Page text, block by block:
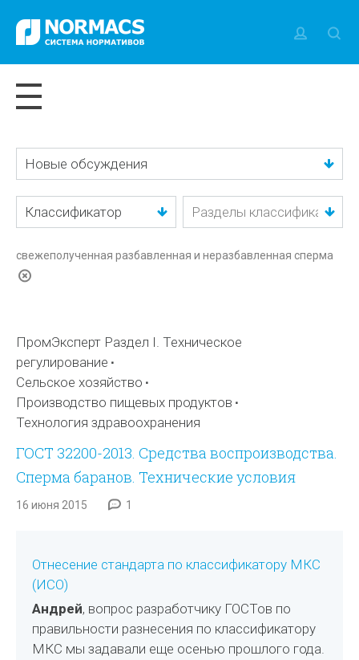
Новые обсуждения
Классификатор
свежеполученная разбавленная и неразбавленная сперма
ПромЭксперт Раздел I. Техническое
регулирование
Сельское хозяйство
Производство пищевых продуктов
Технология здравоохранения
ГОСТ 32200-2013. Средства воспроизводства.
Сперма баранов. Технические условия
16 июня 2015 1
Отнесение стандарта по классификатору МКС
(ИСО)
Андрей, вопрос разработчику ГОСТов по
правильности разнесения по классификатору
МКС мы задавали еще осенью прошлого года.